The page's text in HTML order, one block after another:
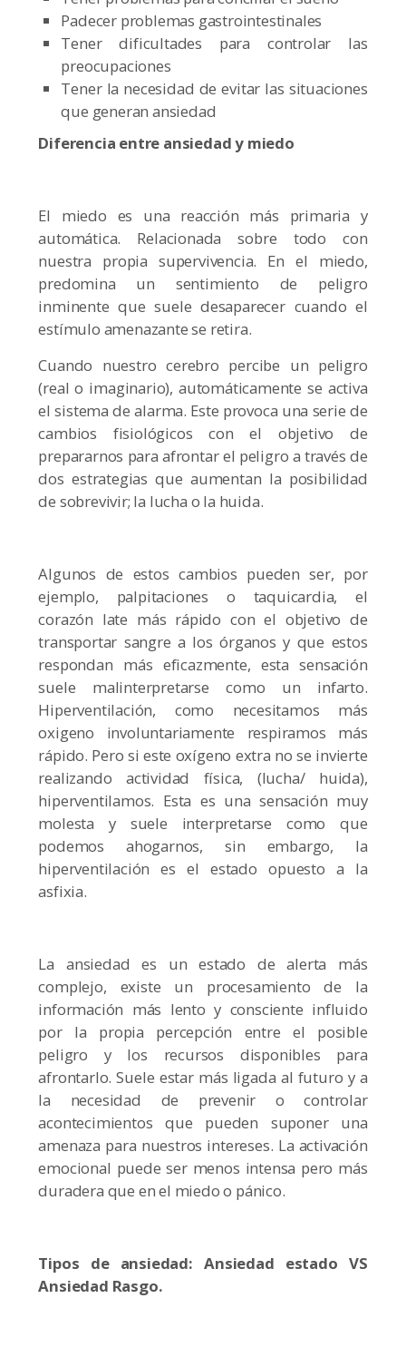
Padecer problemas gastrointestinales
Tener dificultades para controlar las
preocupaciones
Tener la necesidad de evitar las situaciones
que generan ansiedad
Diferencia entre ansiedad y miedo
El miedo es una reacción más primaria y
automática. Relacionada sobre todo con
nuestra propia supervivencia. En el miedo,
predomina un sentimiento de peligro
inminente que suele desaparecer cuando el
estímulo amenazante se retira.
Cuando nuestro cerebro percibe un peligro
(real o imaginario), automáticamente se activa
el sistema de alarma. Este provoca una serie de
cambios fisiológicos con el objetivo de
prepararnos para afrontar el peligro a través de
dos estrategias que aumentan la posibilidad
de sobrevivir; la lucha o la huida.
Algunos de estos cambios pueden ser, por
ejemplo, palpitaciones o taquicardia, el
corazón late más rápido con el objetivo de
transportar sangre a los órganos y que estos
respondan más eficazmente, esta sensación
suele malinterpretarse como un infarto.
Hiperventilación, como necesitamos más
oxigeno involuntariamente respiramos más
rápido. Pero si este oxígeno extra no se invierte
realizando actividad física, (lucha/ huida),
hiperventilamos. Esta es una sensación muy
molesta y suele interpretarse como que
podemos ahogarnos, sin embargo, la
hiperventilación es el estado opuesto a la
asfixia.
La ansiedad es un estado de alerta más
complejo, existe un procesamiento de la
información más lento y consciente influido
por la propia percepción entre el posible
peligro y los recursos disponibles para
afrontarlo. Suele estar más ligada al futuro y a
la necesidad de prevenir o controlar
acontecimientos que pueden suponer una
amenaza para nuestros intereses. La activación
emocional puede ser menos intensa pero más
duradera que en el miedo o pánico.
Tipos de ansiedad: Ansiedad estado VS
Ansiedad Rasgo.